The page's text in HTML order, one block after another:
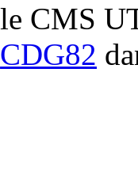
le CMS
CDG82